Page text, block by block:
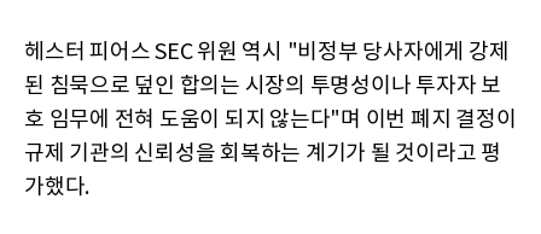
헤스터 피어스 SEC 위원 역시 "비정부 당사자에게 강제
된 침묵으로 덮인 합의는 시장의 투명성이나 투자자 보
호 임무에 전혀 도움이 되지 않는다"며 이번 폐지 결정이
규제 기관의 신뢰성을 회복하는 계기가 될 것이라고 평
가했다.